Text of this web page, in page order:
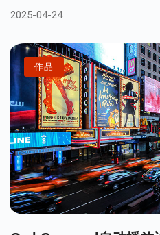
2025-04-24
作品